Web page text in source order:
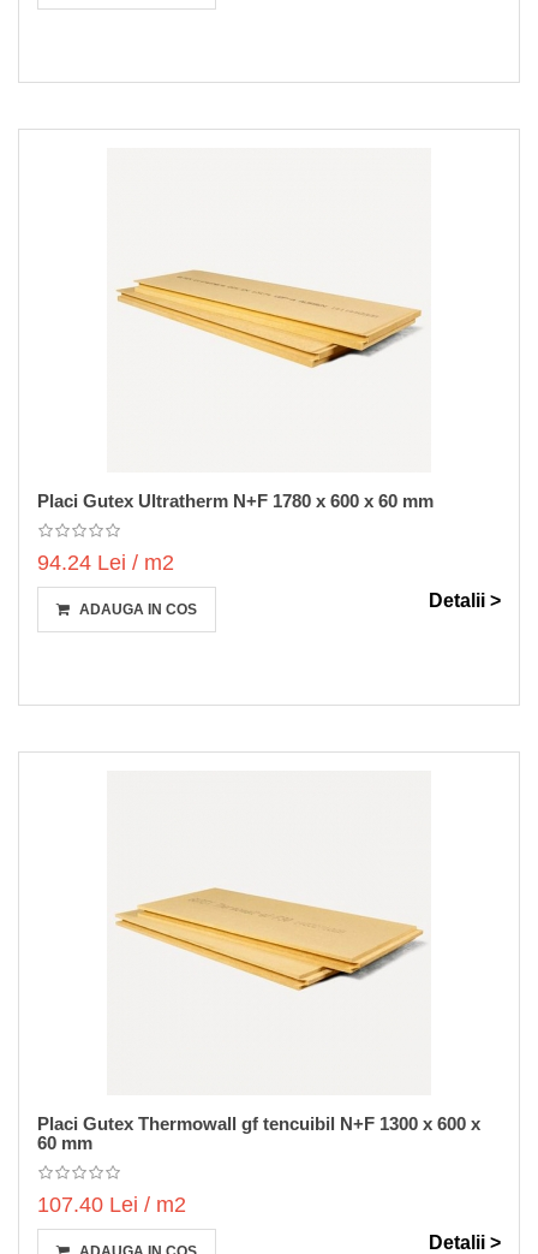
Placi Gutex Ultratherm N+F 1780 x 600 x 60 mm
94.24 Lei / m2
ADAUGA IN COS Detalii >
Placi Gutex Thermowall gf tencuibil N+F 1300 x 600 x
60 mm
107.40 Lei / m2
Detalii >